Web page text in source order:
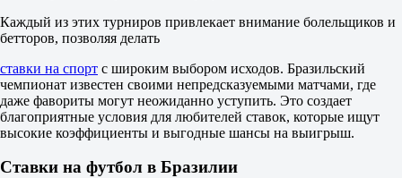
2.12
Тотал
М
2.5
1.60
2.30
Обе забьют
2.25
Каждый из этих турниров привлекает внимание болельщиков и
бетторов, позволяя делать
ставки на спорт с широким выбором исходов. Бразильский
чемпионат известен своими непредсказуемыми матчами, где
даже фавориты могут неожиданно уступить. Это создает
благоприятные условия для любителей ставок, которые ищут
высокие коэффициенты и выгодные шансы на выигрыш.
Ставки на футбол в Бразилии